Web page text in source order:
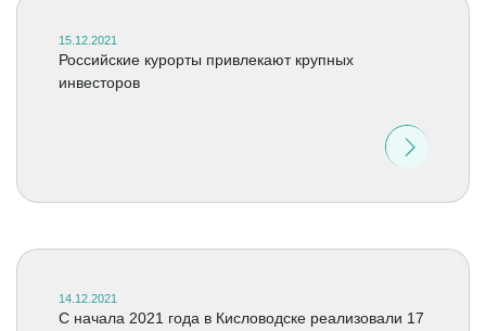
15.12.2021
Российские курорты привлекают крупных
инвесторов
14.12.2021
C начала 2021 года в Кисловодске реализовали 17